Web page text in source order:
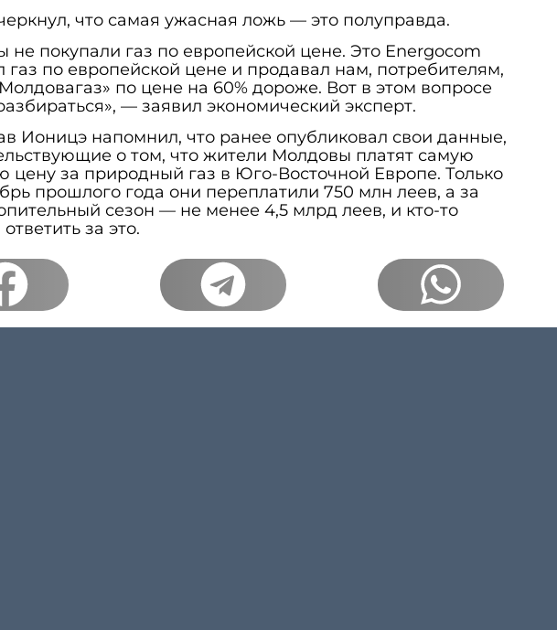
что самая ужасная ложь — это полуправда.
не покупали газ по европейской цене. Это Energocom
газ по европейской цене и продавал нам, потребителям,
по цене на 60% дороже. Вот в этом вопросе
— заявил экономический эксперт.
Ионицэ напомнил, что ранее опубликовал свои данные,
о том, что жители Молдовы платят самую
цену за природный газ в Юго-Восточной Европе. Только
прошлого года они переплатили 750 млн леев, а за
сезон — не менее 4,5 млрд леев, и кто-то
за это.